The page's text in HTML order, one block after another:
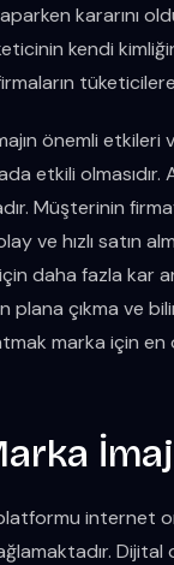
kararını
kendi
önemli
etkili olmasıdır.
Müşterinin
ve hızlı satın
daha fazla kar
çıkma ve
marka için
internet
Dijital